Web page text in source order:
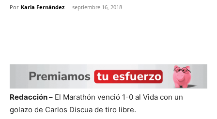
Por Karla Fernández - septiembre 16, 2018
Redacción – El Marathón venció 1-0 al Vida con un
golazo de Carlos Discua de tiro libre.